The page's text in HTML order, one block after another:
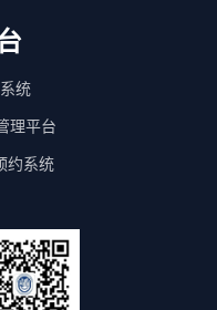
统
理平台
约系统